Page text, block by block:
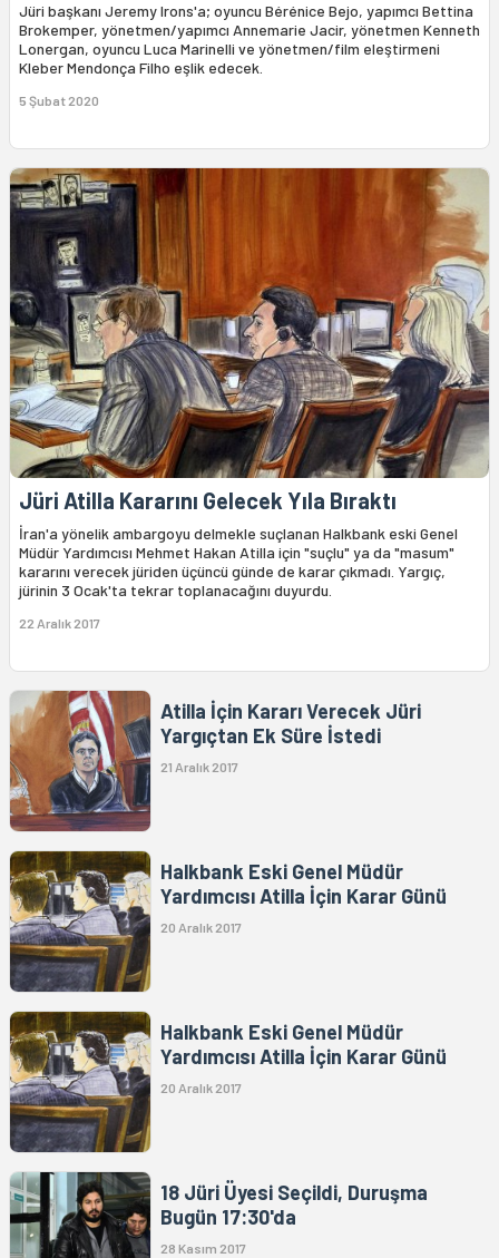
Jüri başkanı Jeremy Irons'a; oyuncu Bérénice Bejo, yapımcı Bettina
Brokemper, yönetmen/yapımcı Annemarie Jacir, yönetmen Kenneth
Lonergan, oyuncu Luca Marinelli ve yönetmen/film eleştirmeni
Kleber Mendonça Filho eşlik edecek.
5 Şubat 2020
Jüri Atilla Kararını Gelecek Yıla Bıraktı
İran'a yönelik ambargoyu delmekle suçlanan Halkbank eski Genel
Müdür Yardımcısı Mehmet Hakan Atilla için "suçlu" ya da "masum"
kararını verecek jüriden üçüncü günde de karar çıkmadı. Yargıç,
jürinin 3 Ocak'ta tekrar toplanacağını duyurdu.
22 Aralık 2017
Atilla İçin Kararı Verecek Jüri
Yargıçtan Ek Süre İstedi
21 Aralık 2017
Halkbank Eski Genel Müdür
Yardımcısı Atilla İçin Karar Günü
20 Aralık 2017
Halkbank Eski Genel Müdür
Yardımcısı Atilla İçin Karar Günü
20 Aralık 2017
18 Jüri Üyesi Seçildi, Duruşma
Bugün 17:30'da
28 Kasım 2017